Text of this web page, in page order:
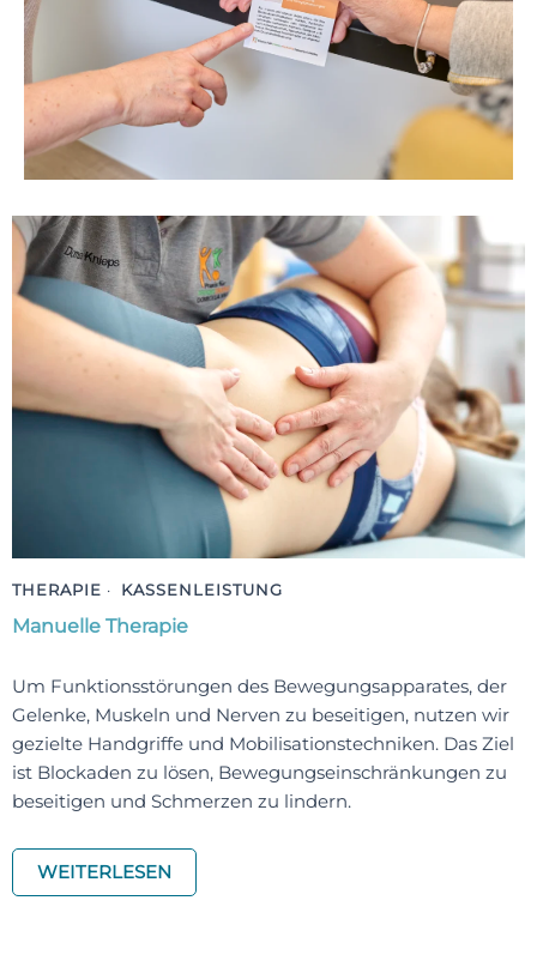
THERAPIE · KASSENLEISTUNG
Manuelle Therapie
Um Funktionsstörungen des Bewegungsapparates, der
Gelenke, Muskeln und Nerven zu beseitigen, nutzen wir
gezielte Handgriffe und Mobilisationstechniken. Das Ziel
ist Blockaden zu lösen, Bewegungseinschränkungen zu
beseitigen und Schmerzen zu lindern.
WEITERLESEN